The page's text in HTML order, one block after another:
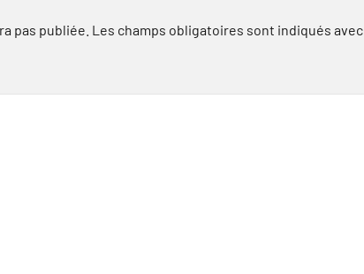
pas publiée. Les champs obligatoires sont indiqués avec